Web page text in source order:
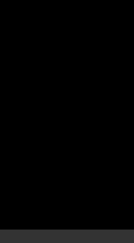
und kann nicht abgewählt